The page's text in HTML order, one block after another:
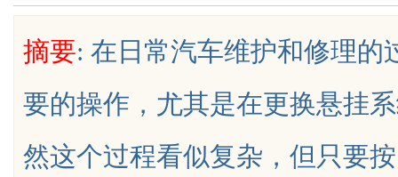
摘要: 在日常汽车维护和修理的
要的操作，尤其是在更换悬挂
然这个过程看似复杂，但只要
：一张辨证方对 植诊疗专业指南